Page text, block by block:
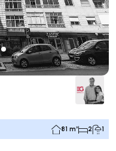
81 m² 2 1